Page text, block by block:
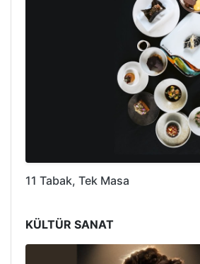
11 Tabak, Tek Masa
KÜLTÜR SANAT